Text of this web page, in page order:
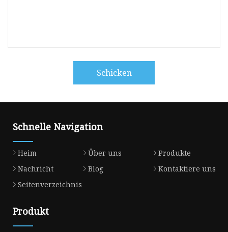
Schicken
Schnelle Navigation
Heim Über uns
Produkte
Nachricht
Blog
Kontaktiere uns
Seitenverzeichnis
Produkt